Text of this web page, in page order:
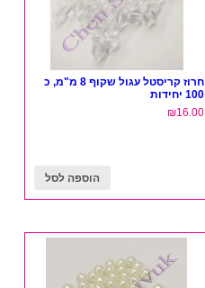
חרוז קריסטל עגול שקוף 8 מ"מ, כ
100 יחידות
₪16.00
הוספה לסל